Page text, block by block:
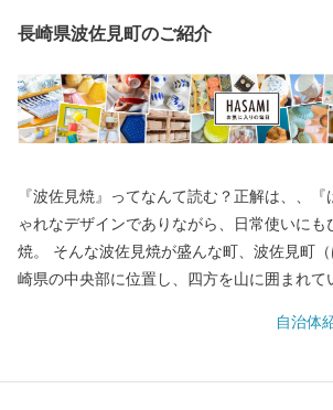
長崎県波佐見町のご紹介
『波佐見焼』ってなんて読む？正解は、、
ゃれなデザインでありながら、日常使いにも
焼。 そんな波佐見焼が盛んな町、波佐見町
崎県の中央部に位置し、四方を山に囲まれて
な自然のなかで、お米やお茶、アスパラガス
自治体